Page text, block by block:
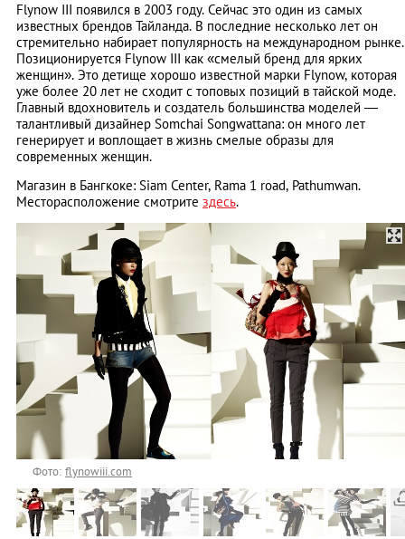
Flynow III появился в 2003 году. Сейчас это один из самых
известных брендов Тайланда. В последние несколько лет он
стремительно набирает популярность на международном рынке.
Позиционируется Flynow III как «смелый бренд для ярких
женщин». Это детище хорошо известной марки Flynow, которая
уже более 20 лет не сходит с топовых позиций в тайской моде.
Главный вдохновитель и создатель большинства моделей —
талантливый дизайнер Somchai Songwattana: он много лет
генерирует и воплощает в жизнь смелые образы для
современных женщин.
Магазин в Бангкоке: Siam Center, Rama 1 road, Pathumwan.
Месторасположение смотрите здесь.
Фото:flynowiii.com